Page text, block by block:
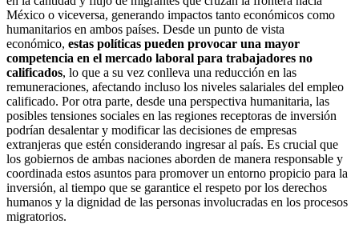
México o viceversa, generando impactos tanto económicos como
humanitarios en ambos países. Desde un punto de vista
económico, estas políticas pueden provocar una mayor
competencia en el mercado laboral para trabajadores no
calificados, lo que a su vez conlleva una reducción en las
remuneraciones, afectando incluso los niveles salariales del empleo
calificado. Por otra parte, desde una perspectiva humanitaria, las
posibles tensiones sociales en las regiones receptoras de inversión
podrían desalentar y modificar las decisiones de empresas
extranjeras que estén considerando ingresar al país. Es crucial que
los gobiernos de ambas naciones aborden de manera responsable y
coordinada estos asuntos para promover un entorno propicio para la
inversión, al tiempo que se garantice el respeto por los derechos
humanos y la dignidad de las personas involucradas en los procesos
migratorios.